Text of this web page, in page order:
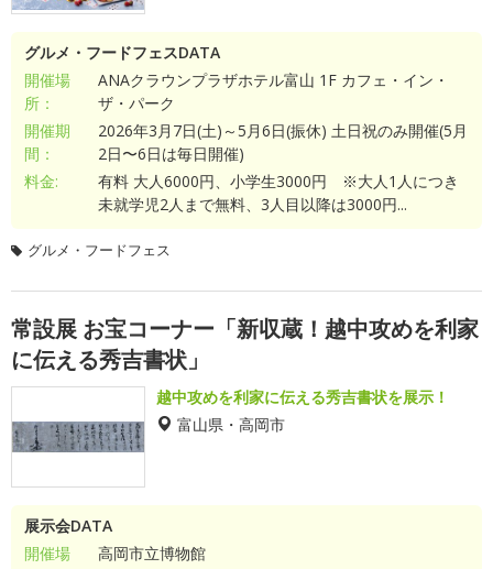
グルメ・フードフェスDATA
開催場
所：
ANAクラウンプラザホテル富山 1F カフェ・イン・
ザ・パーク
開催期
間：
2026年3月7日(土)～5月6日(振休) 土日祝のみ開催(5月
2日〜6日は毎日開催)
料金:
有料 大人6000円、小学生3000円 ※大人1人につき
未就学児2人まで無料、3人目以降は3000円...
グルメ・フードフェス
常設展 お宝コーナー「新収蔵！越中攻めを利家
に伝える秀吉書状」
越中攻めを利家に伝える秀吉書状を展示！
富山県・高岡市
展示会DATA
開催場
高岡市立博物館